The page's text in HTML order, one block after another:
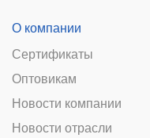
О компании
Сертификаты
Оптовикам
Новости компании
Новости отрасли